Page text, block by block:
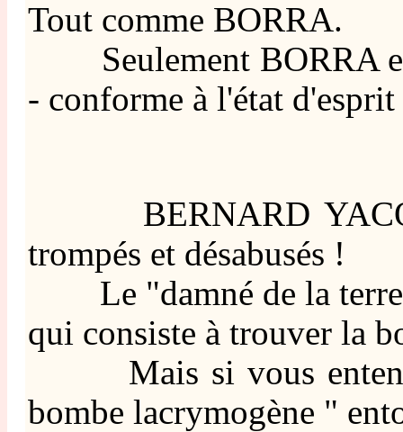
Tout comme BORRA.
Seulement BORRA
- conforme à l'état d'esprit
BERNARD
trompés et désabusés !
Le "damné de la terre"
qui consiste à trouver la
Mais si vous
bombe lacrymogène "